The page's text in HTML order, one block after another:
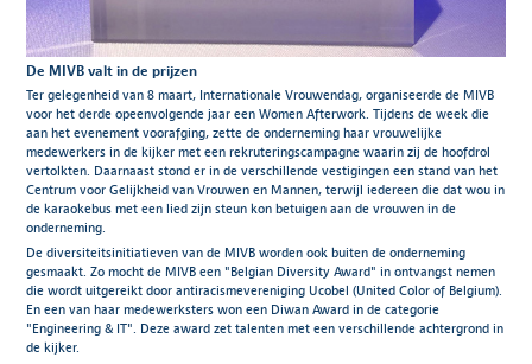
De MIVB valt in de prijzen
Ter gelegenheid van 8 maart, Internationale Vrouwendag, organiseerde de MIVB
voor het derde opeenvolgende jaar een Women Afterwork. Tijdens de week die
aan het evenement voorafging, zette de onderneming haar vrouwelijke
medewerkers in de kijker met een rekruteringscampagne waarin zij de hoofdrol
vertolkten. Daarnaast stond er in de verschillende vestigingen een stand van het
Centrum voor Gelijkheid van Vrouwen en Mannen, terwijl iedereen die dat wou in
de karaokebus met een lied zijn steun kon betuigen aan de vrouwen in de
onderneming.
De diversiteitsinitiatieven van de MIVB worden ook buiten de onderneming
gesmaakt. Zo mocht de MIVB een "Belgian Diversity Award" in ontvangst nemen
die wordt uitgereikt door antiracismevereniging Ucobel (United Color of Belgium).
En een van haar medewerksters won een Diwan Award in de categorie
"Engineering & IT". Deze award zet talenten met een verschillende achtergrond in
de kijker.